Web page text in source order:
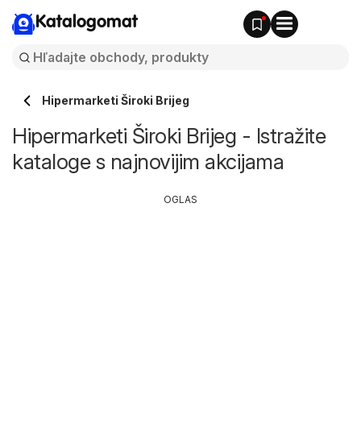
Katalogomat
Hipermarketi Široki Brijeg
Hipermarketi Široki Brijeg - Istražite
kataloge s najnovijim akcijama
OGLAS